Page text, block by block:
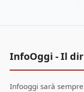
InfoOggi - Il
Infooggi sarà